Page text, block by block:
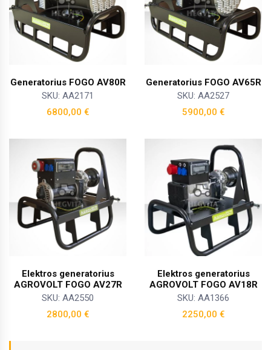
Generatorius FOGO AV80R
SKU: AA2171
6800,00 €
Generatorius FOGO AV65R
SKU: AA2527
5900,00 €
Elektros generatorius
AGROVOLT FOGO AV27R
SKU: AA2550
2800,00 €
Elektros generatorius
AGROVOLT FOGO AV18R
SKU: AA1366
2250,00 €